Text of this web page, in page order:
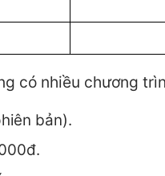
có nhiều chương
bản).